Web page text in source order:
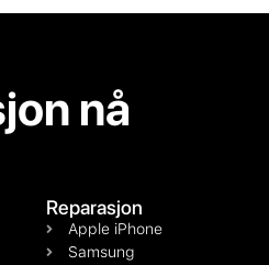
nå
Reparasjon
Apple iPhone
Samsung